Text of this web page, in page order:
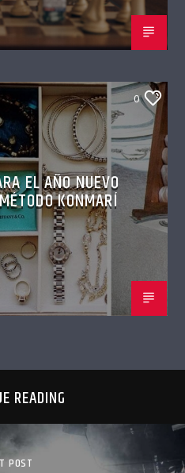
0
EL AÑO NUEVO
KONMARÍ
READING
POST